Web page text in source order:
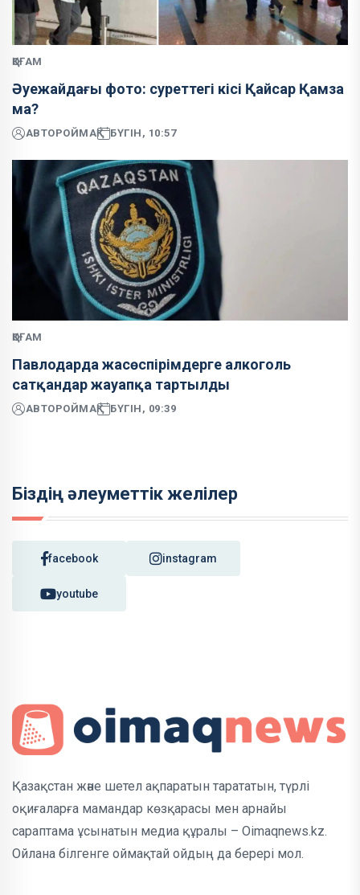
ҚОҒАМ
Әуежайдағы фото: суреттегі кісі Қайсар Қамза
ма?
АВТОРОЙМАҚ БҮГІН, 10:57
ҚОҒАМ
Павлодарда жасөспірімдерге алкоголь
сатқандар жауапқа тартылды
АВТОРОЙМАҚ БҮГІН, 09:39
Біздің әлеуметтік желілер
facebook instagram
youtube
Қазақстан және шетел ақпаратын тарататын, түрлі
оқиғаларға мамандар көзқарасы мен арнайы
сараптама ұсынатын медиа құралы – Oimaqnews.kz.
Ойлана білгенге оймақтай ойдың да берері мол.